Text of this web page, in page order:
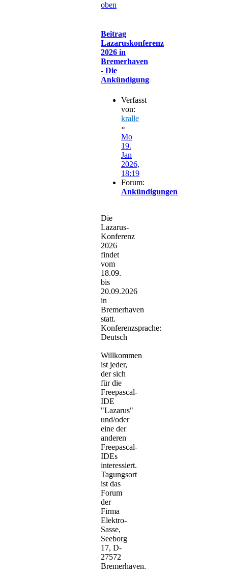
oben
Beitrag
Lazaruskonferenz
2026 in
Bremerhaven
- Die
Ankündigung
Verfasst
von:
kralle
»
Mo
19.
Jan
2026,
18:19
Forum:
Ankündigungen
Die
Lazarus-
Konferenz
2026
findet
vom
18.09.
bis
20.09.2026
in
Bremerhaven
statt.
Konferenzsprache:
Deutsch
Willkommen
ist jeder,
der sich
für die
Freepascal-
IDE
"Lazarus"
und/oder
eine der
anderen
Freepascal-
IDEs
interessiert.
Tagungsort
ist das
Forum
der
Firma
Elektro-
Sasse,
Seeborg
17, D-
27572
Bremerhaven.